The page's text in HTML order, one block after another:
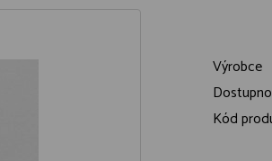
Výrobce
Kód